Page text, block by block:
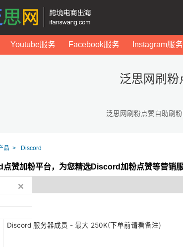
Youtube服务 Facebook服务 Instagram服务
泛思网刷粉
泛思网刷粉点赞自助刷
品 Discord
点赞加粉平台，为您精选Discord加粉点赞等营销
Discord 服务器成员 - 最大 250K(下单前请看备注)